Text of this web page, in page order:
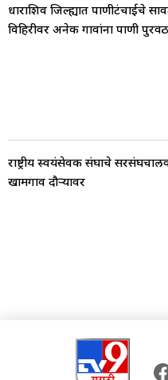
धाराशिव जिल्ह्यात पाणीटंचाईचे
विहिरीवर अनेक गावांना पाणी
राष्ट्रीय स्वयंसेवक संघाचे
खामगाव दौऱ्यावर